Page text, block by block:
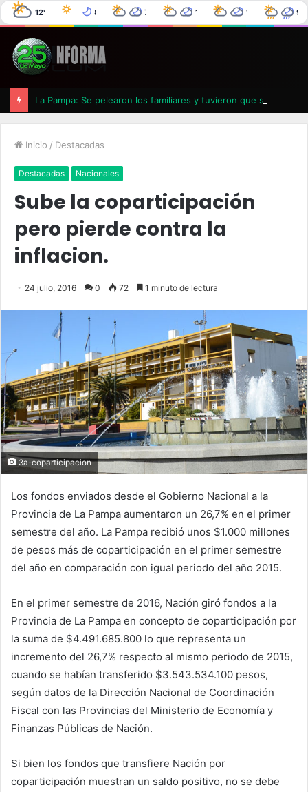
12°C 25 de Mayo 8°C 2°C 0% 7°C 0°C 0% 11°C 4°C 0% 12°C 6°C 0%
Inicio / Destacadas
Destacadas Nacionales
Sube la coparticipación
pero pierde contra la
inflacion.
24 julio, 2016 0 72 1 minuto de lectura
3a-coparticipacion
Los fondos enviados desde el Gobierno Nacional a la
Provincia de La Pampa aumentaron un 26,7% en el primer
semestre del año. La Pampa recibió unos $1.000 millones
de pesos más de coparticipación en el primer semestre
del año en comparación con igual periodo del año 2015.
En el primer semestre de 2016, Nación giró fondos a la
Provincia de La Pampa en concepto de coparticipación por
la suma de $4.491.685.800 lo que representa un
incremento del 26,7% respecto al mismo periodo de 2015,
cuando se habían transferido $3.543.534.100 pesos,
según datos de la Dirección Nacional de Coordinación
Fiscal con las Provincias del Ministerio de Economía y
Finanzas Públicas de Nación.
Si bien los fondos que transfiere Nación por
coparticipación muestran un saldo positivo, no se debe